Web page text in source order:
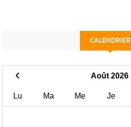
CALENDRIER
Août 2026
Lu Ma Me Je